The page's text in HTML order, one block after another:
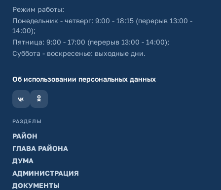
Режим работы:
Понедельник - четверг: 9:00 - 18:15 (перерыв 13:00 -
14:00);
Пятница: 9:00 - 17:00 (перерыв 13:00 - 14:00);
Суббота - воскресенье: выходные дни.
Об использовании персональных данных
РАЗДЕЛЫ
РАЙОН
ГЛАВА РАЙОНА
ДУМА
АДМИНИСТРАЦИЯ
ДОКУМЕНТЫ